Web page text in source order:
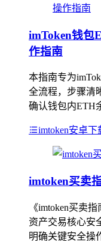
imToken钱包
作指南
本指南专为
全流程，步骤清
确认钱包内ETH
imtoken安卓下
imtoken买卖
《imtoken买卖
资产交易核心安
明确关键安全操